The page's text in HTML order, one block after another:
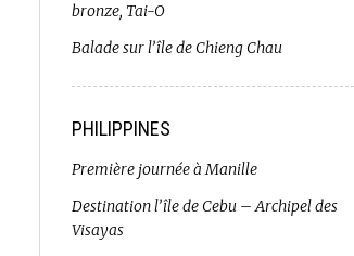
bronze, Tai-O
Balade sur l’île de Chieng Chau
PHILIPPINES
Première journée à Manille
Destination l’île de Cebu – Archipel des
Visayas